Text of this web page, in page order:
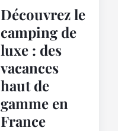
Découvrez le
camping de
luxe : des
vacances
haut de
gamme en
France